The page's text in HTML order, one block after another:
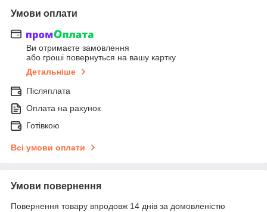
Умови оплати
Ви отримаєте замовлення
або гроші повернуться на вашу картку
Детальніше
Післяплата
Оплата на рахунок
Готівкою
Всі умови оплати
Умови повернення
Повернення товару впродовж 14 днів за домовленістю